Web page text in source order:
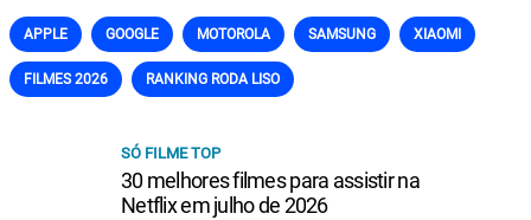
APPLE GOOGLE MOTOROLA SAMSUNG XIAOMI
FILMES 2026 RANKING RODA LISO
SÓ FILME TOP
30 melhores filmes para assistir na
Netflix em julho de 2026